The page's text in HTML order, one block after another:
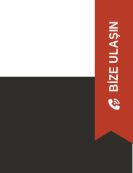
BIZE ULAŞIN